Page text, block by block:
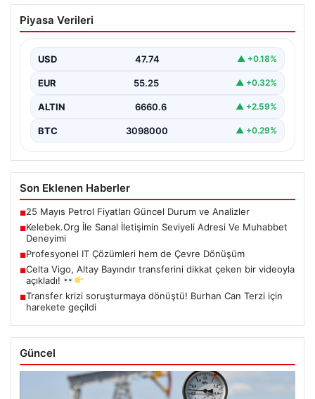
Kelebek.Org İle Sanal İletişimin Seviyeli
Adresi Ve Muhabbet Deneyimi
oluşturması kritik bir hassasiyet taşımaktadır. Halen
çeşitli…
Piyasa Verileri
USD 47.74 ▲ +0.18%
EUR 55.25 ▲ +0.32%
ALTIN 6660.6 ▲ +2.59%
BTC 3098000 ▲ +0.29%
Son Eklenen Haberler
■25 Mayıs Petrol Fiyatları Güncel Durum ve Analizler
■Kelebek.Org İle Sanal İletişimin Seviyeli Adresi Ve Muhabbet
Deneyimi
■Profesyonel IT Çözümleri hem de Çevre Dönüşüm
■Celta Vigo, Altay Bayındır transferini dikkat çeken bir videoyla
açıkladı!
■Transfer krizi soruşturmaya dönüştü! Burhan Can Terzi için
harekete geçildi
Güncel